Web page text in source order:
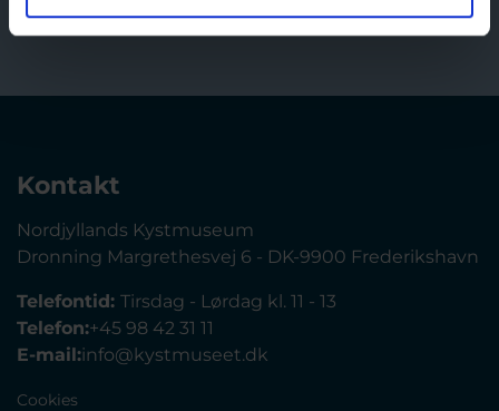
Kontakt
Nordjyllands Kystmuseum
Dronning Margrethesvej 6 - DK-9900 Frederikshavn
Telefontid: Tirsdag - Lørdag kl. 11 - 13
Telefon:+45 98 42 31 11
E-mail:info@kystmuseet.dk
Cookies